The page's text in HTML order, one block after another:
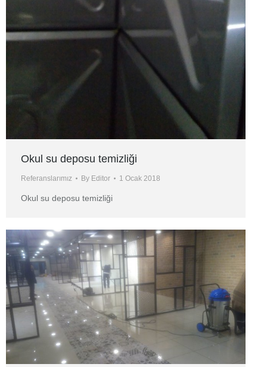
Okul su deposu temizliği
Referanslarımız By Editor 1 Ocak 2018
Okul su deposu temizliği